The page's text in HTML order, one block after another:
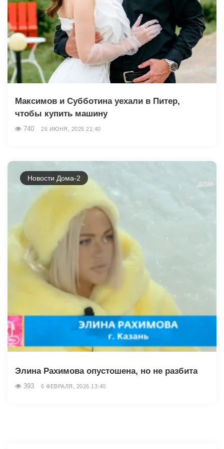
Максимов и Субботина уехали в Питер,
чтобы купить машину
740 26 ИЮНЯ, 2025 21:40
Новости Дома-2
Элина Рахимова опустошена, но не разбита
393 6 ФЕВРАЛЯ, 2026 13:40